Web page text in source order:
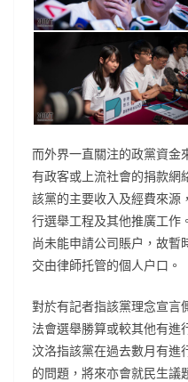
而外界一直關注的政黨資金
有政客或上流社會的捐款網
該黨的主要收入及經費來源
行選舉工程及其他推廣工作
尚未能申請公司賬户，故暫
交由律師托管的個人户口。
對於有記者指該黨理念宣言
法會選舉勝算或較其他有進
汶洛指該黨在過去數月有進
的問題，將來亦會就民生議